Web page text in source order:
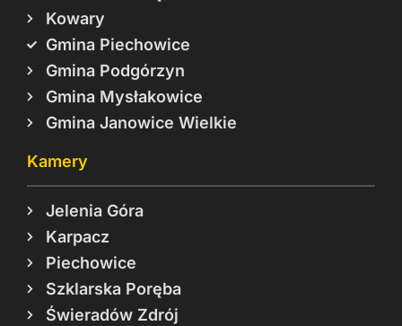
Kowary
Gmina Piechowice
Gmina Podgórzyn
Gmina Mysłakowice
Gmina Janowice Wielkie
Kamery
Jelenia Góra
Karpacz
Piechowice
Szklarska Poręba
Świeradów Zdrój